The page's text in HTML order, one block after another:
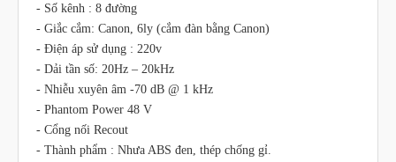
- Số kênh : 8 đường
- Giắc cắm: Canon, 6ly (cắm đàn bằng Canon)
- Điện áp sử dụng : 220v
- Dải tần số: 20Hz – 20kHz
- Nhiễu xuyên âm -70 dB @ 1 kHz
- Phantom Power 48 V
- Cổng nối Recout
- Thành phẩm : Nhưa ABS đen, thép chống gỉ.